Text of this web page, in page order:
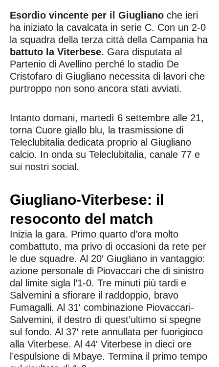
Esordio vincente per il Giugliano che ieri
ha iniziato la cavalcata in serie C. Con un 2-0
la squadra della terza città della Campania ha
battuto la Viterbese. Gara disputata al
Partenio di Avellino perché lo stadio De
Cristofaro di Giugliano necessita di lavori che
purtroppo non sono ancora stati avviati.
Intanto domani, martedì 6 settembre alle 21,
torna Cuore giallo blu, la trasmissione di
Teleclubitalia dedicata proprio al Giugliano
calcio. In onda su Teleclubitalia, canale 77 e
sui nostri social.
Giugliano-Viterbese: il
resoconto del match
Inizia la gara. Primo quarto d’ora molto
combattuto, ma privo di occasioni da rete per
le due squadre. Al 20′ Giugliano in vantaggio:
azione personale di Piovaccari che di sinistro
dal limite sigla l’1-0. Tre minuti più tardi e
Salvemini a sfiorare il raddoppio, bravo
Fumagalli. Al 31′ combinazione Piovaccari-
Salvemini, il destro di quest’ultimo si spegne
sul fondo. Al 37′ rete annullata per fuorigioco
alla Viterbese. Al 44′ Viterbese in dieci ore
l’espulsione di Mbaye. Termina il primo tempo